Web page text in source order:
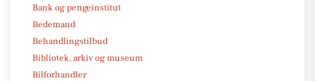
Bank og pengeinstitut
Bedemand
Behandlingstilbud
Bibliotek, arkiv og museum
Bilforhandler